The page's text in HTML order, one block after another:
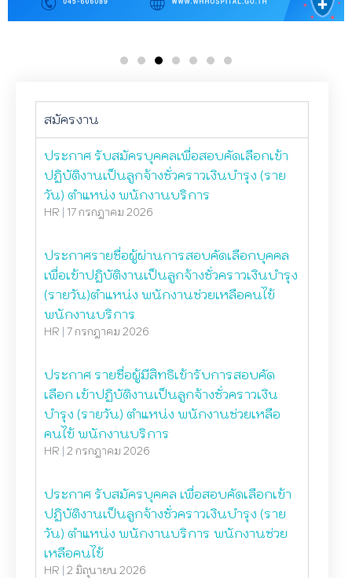
สมัครงาน
ประกาศ รับสมัครบุคคลเพื่อสอบคัดเลือกเข้า
ปฏิบัติงานเป็นลูกจ้างชั่วคราวเงินบำรุง (ราย
วัน) ตำแหน่ง พนักงานบริการ
HR 17 กรกฎาคม 2026
ประกาศรายชื่อผู้ผ่านการสอบคัดเลือกบุคคล
เพื่อเข้าปฏิบัติงานเป็นลูกจ้างชั่วคราวเงินบำรุง
(รายวัน)ตำแหน่ง พนักงานช่วยเหลือคนไข้
พนักงานบริการ
HR 7 กรกฎาคม 2026
ประกาศ รายชื่อผู้มีสิทธิเข้ารับการสอบคัด
เลือก เข้าปฏิบัติงานเป็นลูกจ้างชั่วคราวเงิน
บำรุง (รายวัน) ตำแหน่ง พนักงานช่วยเหลือ
คนไข้ พนักงานบริการ
HR 2 กรกฎาคม 2026
ประกาศ รับสมัครบุคคล เพื่อสอบคัดเลือกเข้า
ปฏิบัติงานเป็นลูกจ้างชั่วคราวเงินบำรุง (ราย
วัน) ตำแหน่ง พนักงานบริการ พนักงานช่วย
เหลือคนไข้
HR 2 มิถุนายน 2026